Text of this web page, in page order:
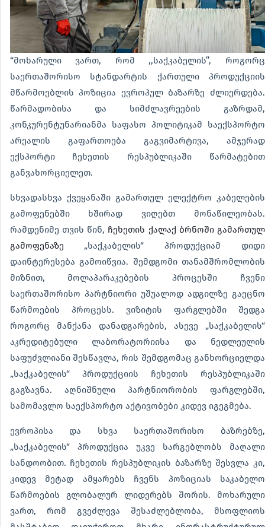
“მოხარული ვართ, რომ ,,საქკაბელის’’, როგორც
საერთაშორისო სტანდარტის ქართული პროდუქციის
მწარმოებლის პოზიცია ევროპულ ბაზარზე ძლიერდება.
წარმადობისა და სიმძლავრეების გაზრდამ,
კონკურენტუნარიანმა საფასო პოლიტიკამ საექსპორტო
არეალის გაფართოება გაგვიმარტივა, ამჯერად
ექსპორტი ჩეხეთის რესპუბლიკაში წარმატებით
განვახორციელეთ.
სხვადასხვა ქვეყანაში გამართულ ელექტრო კაბელების
გამოფენებში ხშირად ვიღებთ მონაწილეობას.
რამდენიმე თვის წინ, ჩეხეთის ქალაქ ბრნოში გამართულ
გამოფენაზე „საქკაბელის“ პროდუქციამ დიდი
დაინტერესება გამოიწვია. შემდგომი თანამშრომლობის
მიზნით, მოლაპარაკებების პროცესში ჩვენი
საერთაშორისო პარტნიორი უშუალოდ ადგილზე გაეცნო
წარმოების პროცესს. ვიზიტის ფარგლებში შედგა
როგორც მანქანა დანადგარების, ასევე „საქკაბელის“
აკრედიტებული ლაბორატორიისა და ნედლეულის
საფუძვლიანი შესწავლა, რის შემდგომაც განხორციელდა
„საქკაბელის“ პროდუქციის ჩეხეთის რესპუბლიკაში
გაგზავნა. აღნიშნული პარტნიორობის ფარგლებში,
სამომავლო საექსპორტო აქტივობები კიდევ იგეგმება.
ევროპისა და სხვა საერთაშორისო ბაზრებზე,
„საქკაბელის“ პროდუქცია უკვე სარგებლობს მაღალი
სანდოობით. ჩეხეთის რესპუბლიკის ბაზარზე შესვლა კი,
კიდევ მეტად ამყარებს ჩვენს პოზიციას საკაბელო
წარმოების გლობალურ ლიდერებს შორის. მოხარული
ვართ, რომ გვეძლევა შესაძლებლობა, მსოფლიოს